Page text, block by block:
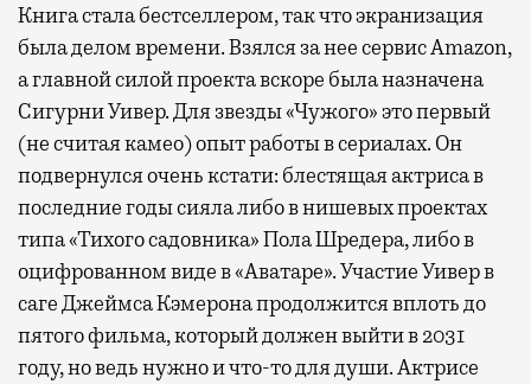
Книга стала бестселлером, так что экранизация
была делом времени. Взялся за нее сервис Amazon,
а главной силой проекта вскоре была назначена
Сигурни Уивер. Для звезды «Чужого» это первый
(не считая камео) опыт работы в сериалах. Он
подвернулся очень кстати: блестящая актриса в
последние годы сияла либо в нишевых проектах
типа «Тихого садовника» Пола Шредера, либо в
оцифрованном виде в «Аватаре». Участие Уивер в
саге Джеймса Кэмерона продолжится вплоть до
пятого фильма, который должен выйти в 2031
году, но ведь нужно и что-то для души. Актрисе